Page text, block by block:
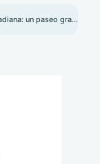
Ruta al atardecer por la Alcazaba y el Guadiana: un paseo gratuito por Badajoz